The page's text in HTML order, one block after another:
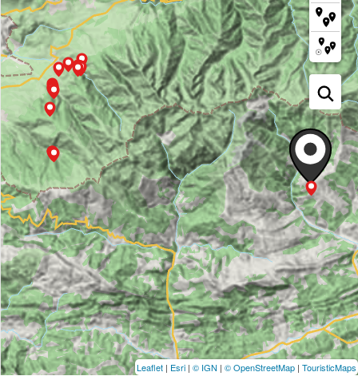
Leaflet | Esri | © IGN | © OpenStreetMap | TouristicMaps